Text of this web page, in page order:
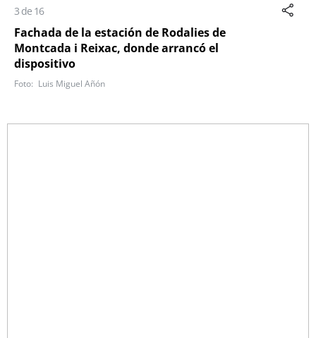
3 de 16
Fachada de la estación de Rodalies de
Montcada i Reixac, donde arrancó el
dispositivo
Luis Miguel Añón